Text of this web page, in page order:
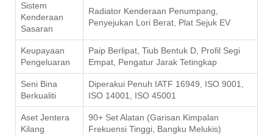
Sistem
Kenderaan
Sasaran
Radiator Kenderaan Penumpang,
Penyejukan Lori Berat, Plat Sejuk EV
Keupayaan
Pengeluaran
Paip Berlipat, Tiub Bentuk D, Profil Segi
Empat, Pengatur Jarak Tetingkap
Seni Bina
Berkualiti
Diperakui Penuh IATF 16949, ISO 9001,
ISO 14001, ISO 45001
Aset Jentera
Kilang
90+ Set Alatan (Garisan Kimpalan
Frekuensi Tinggi, Bangku Melukis)